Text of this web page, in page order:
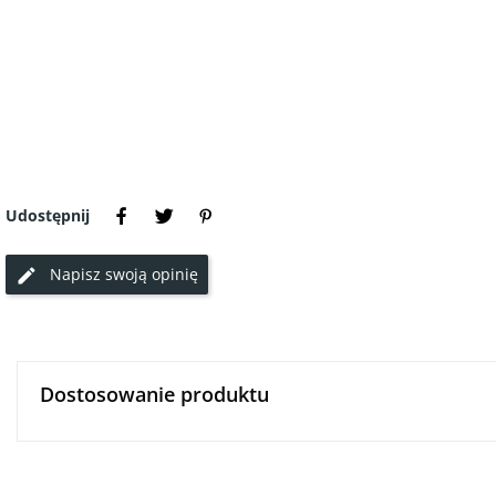
Udostępnij
Napisz swoją opinię
Dostosowanie produktu